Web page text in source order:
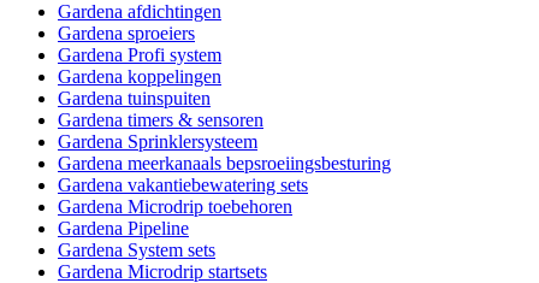
Gardena afdichtingen
Gardena sproeiers
Gardena Profi system
Gardena koppelingen
Gardena tuinspuiten
Gardena timers & sensoren
Gardena Sprinklersysteem
Gardena meerkanaals bepsroeiingsbesturing
Gardena vakantiebewatering sets
Gardena Microdrip toebehoren
Gardena Pipeline
Gardena System sets
Gardena Microdrip startsets